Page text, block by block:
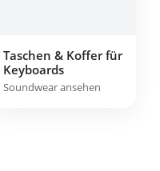
Taschen & Koffer für
Keyboards
Soundwear ansehen